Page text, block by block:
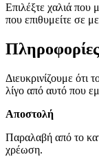
Επιλέξτε χαλιά που
που επιθυμείτε σε
Πληροφορίες
Διευκρινίζουμε ότι
λίγο από αυτό που
Αποστολή
Παραλαβή από το
χρέωση.